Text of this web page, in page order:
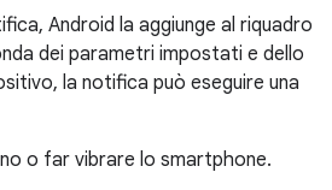
Android la aggiunge al riquadro
dei parametri impostati e dello
la notifica può eseguire una
o far vibrare lo smartphone.